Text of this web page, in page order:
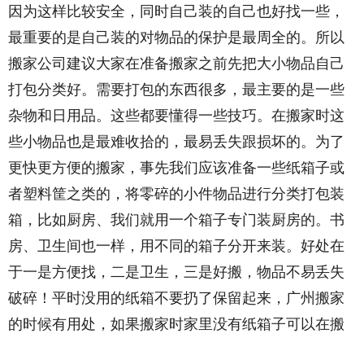
因为这样比较安全，同时自己装的自己也好找一些，
最重要的是自己装的对物品的保护是最周全的。所以
搬家公司建议大家在准备搬家之前先把大小物品自己
打包分类好。需要打包的东西很多，最主要的是一些
杂物和日用品。这些都要懂得一些技巧。在搬家时这
些小物品也是最难收拾的，最易丢失跟损坏的。为了
更快更方便的搬家，事先我们应该准备一些纸箱子或
者塑料筐之类的，将零碎的小件物品进行分类打包装
箱，比如厨房、我们就用一个箱子专门装厨房的。书
房、卫生间也一样，用不同的箱子分开来装。好处在
于一是方便找，二是卫生，三是好搬，物品不易丢失
破碎！平时没用的纸箱不要扔了保留起来，广州搬家
的时候有用处，如果搬家时家里没有纸箱子可以在搬